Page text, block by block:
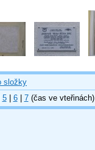
složky
5| 6| 7(čas ve vteřinách)